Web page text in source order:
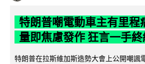
特朗普嘲電動車主有里程
量即焦慮發作 狂言一手
特朗普在拉斯維加斯造勢大會上公開嘲諷